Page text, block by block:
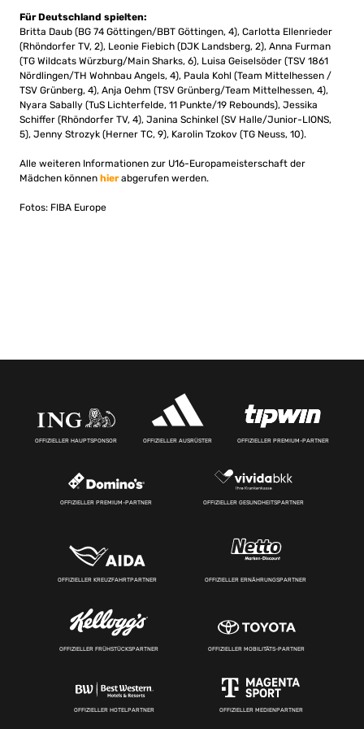
Für Deutschland spielten:
Britta Daub (BG 74 Göttingen/BBT Göttingen, 4), Carlotta Ellenrieder
(Rhöndorfer TV, 2), Leonie Fiebich (DJK Landsberg, 2), Anna Furman
(TG Wildcats Würzburg/Main Sharks, 6), Luisa Geiselsöder (TSV 1861
Nördlingen/TH Wohnbau Angels, 4), Paula Kohl (Team Mittelhessen /
TSV Grünberg, 4), Anja Oehm (TSV Grünberg/Team Mittelhessen, 4),
Nyara Sabally (TuS Lichterfelde, 11 Punkte/19 Rebounds), Jessika
Schiffer (Rhöndorfer TV, 4), Janina Schinkel (SV Halle/Junior-LIONS,
5), Jenny Strozyk (Herner TC, 9), Karolin Tzokov (TG Neuss, 10).
Alle weiteren Informationen zur U16-Europameisterschaft der
Mädchen können hierabgerufen werden.
Fotos: FIBA Europe
OFFIZIELLER HAUPTSPONSOR OFFIZIELLER AUSRÜSTER OFFIZIELLER PREMIUM-PARTNER
OFFIZIELLER PREMIUM-PARTNER OFFIZIELLER GESUNDHEITSPARTNER
OFFIZIELLER KREUZFAHRTPARTNER OFFIZIELLER ERNÄHRUNGSPARTNER
OFFIZIELLER FRÜHSTÜCKSPARTNER OFFIZIELLER MOBILITÄTS-PARTNER
OFFIZIELLER HOTELPARTNER OFFIZIELLER MEDIENPARTNER